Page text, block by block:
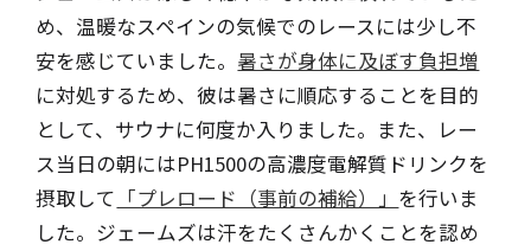
め、温暖なスペインの気候でのレースには少し不
安を感じていました。 暑さが身体に及ぼす負担増
に対処するため、彼は暑さに順応することを目的
として、サウナに何度か入りました。また、レー
ス当日の朝にはPH1500の高濃度電解質ドリンクを
摂取して 「プレロード（事前の補給）」 を行いま
した。ジェームズは汗をたくさんかくことを認め